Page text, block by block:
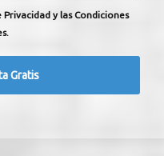
y las Condiciones